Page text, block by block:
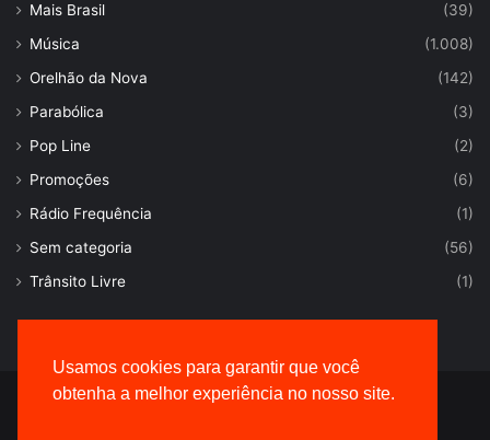
Usamos cookies para garantir que você
obtenha a melhor experiência no nosso site.
Mais Brasil
(39)
Música
(1.008)
Orelhão da Nova
(142)
Parabólica
(3)
Pop Line
(2)
Promoções
(6)
Rádio Frequência
(1)
Sem categoria
(56)
Trânsito Livre
(1)